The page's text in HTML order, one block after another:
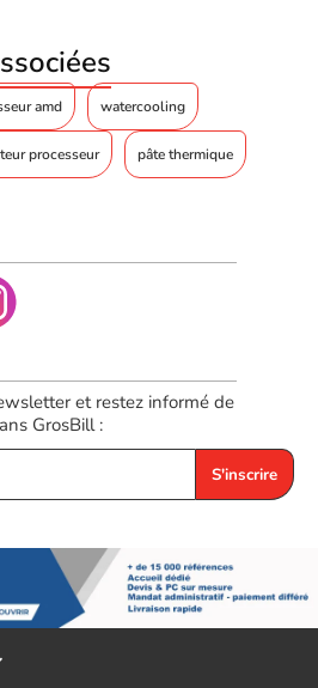
amd watercooling
processeur pâte thermique
et restez informé de
GrosBill :
S'inscrire